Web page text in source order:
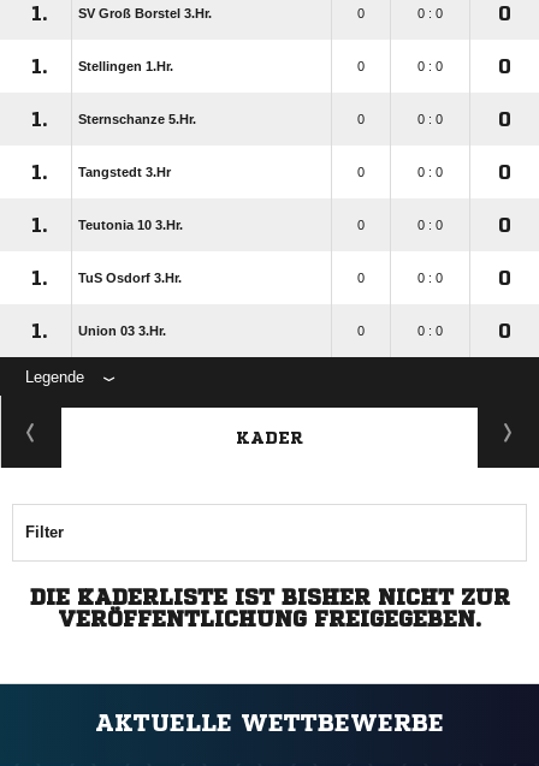
1. SV Groß Borstel 3.Hr. 0 0 : 0 0
1. Stellingen 1.Hr. 0 0 : 0 0
1. Sternschanze 5.Hr. 0 0 : 0 0
1. Tangstedt 3.Hr 0 0 : 0 0
1. Teutonia 10 3.Hr. 0 0 : 0 0
1. TuS Osdorf 3.Hr. 0 0 : 0 0
1. Union 03 3.Hr. 0 0 : 0 0
Legende
KADER
Filter
DIE KADERLISTE IST BISHER NICHT ZUR
VERÖFFENTLICHUNG FREIGEGEBEN.
AKTUELLE WETTBEWERBE